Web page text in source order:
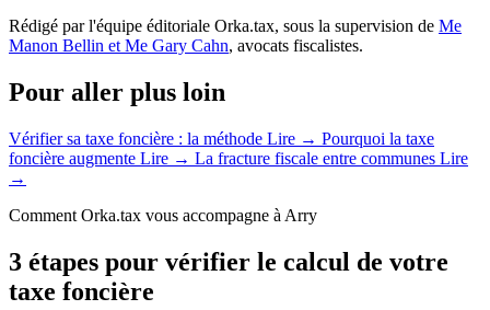
Rédigé par l'équipe éditoriale Orka.tax, sous la supervision de Me
Manon Bellin et Me Gary Cahn, avocats fiscalistes.
Pour aller plus loin
Vérifier sa taxe foncière : la méthode Lire → Pourquoi la taxe
foncière augmente Lire → La fracture fiscale entre communes Lire
→
Comment Orka.tax vous accompagne à Arry
3 étapes pour vérifier le calcul de votre
taxe foncière